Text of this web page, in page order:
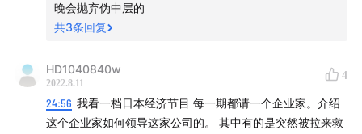
当你发现你的老板是伪中层的时候？
- 让真实的信息被大老板看到
要不要主动地去找加二沟通？
晚会抛弃伪中层的
共3条回复
HD1040840w
2022.8.11
4
24:56 我看一档日本经济节目 每一期都请一个企业家。介绍
这个企业家如何领导这家公司的。 其中有的是突然被拉来救